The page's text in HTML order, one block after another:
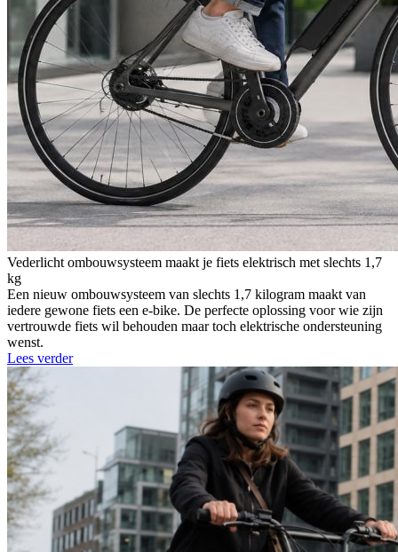
Vederlicht ombouwsysteem maakt je fiets elektrisch met slechts 1,7
kg
Een nieuw ombouwsysteem van slechts 1,7 kilogram maakt van
iedere gewone fiets een e-bike. De perfecte oplossing voor wie zijn
vertrouwde fiets wil behouden maar toch elektrische ondersteuning
wenst.
Lees verder